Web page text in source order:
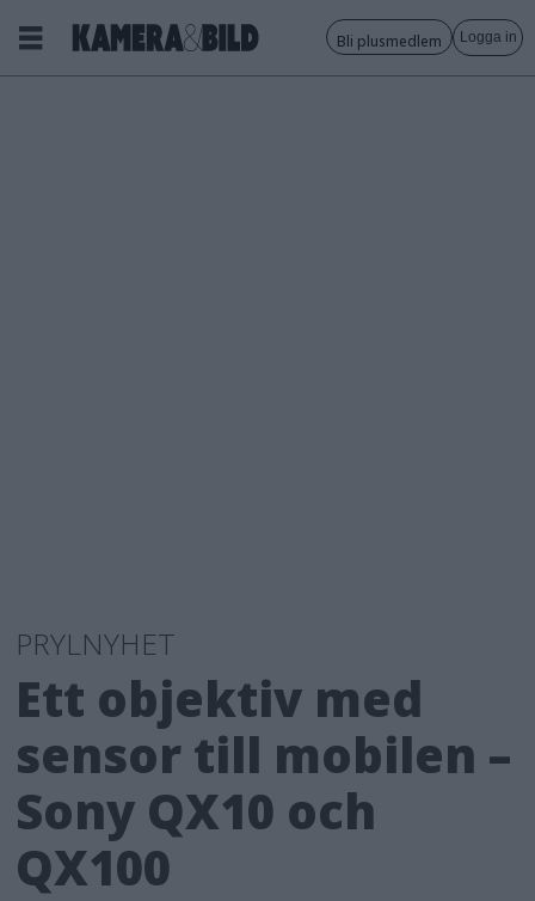
Bli plusmedlem Logga in
PRYLNYHET
Ett objektiv med
sensor till mobilen –
Sony QX10 och
QX100